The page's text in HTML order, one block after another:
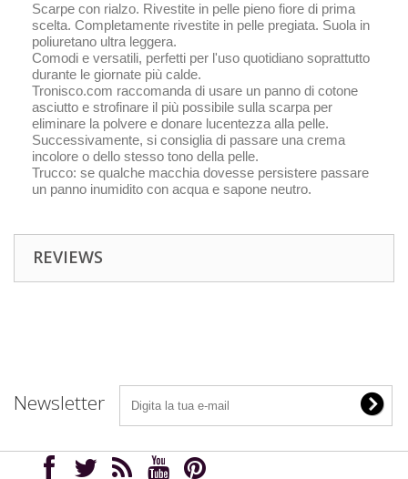
Scarpe con rialzo. Rivestite in pelle pieno fiore di prima
scelta. Completamente rivestite in pelle pregiata. Suola in
poliuretano ultra leggera.
Comodi e versatili, perfetti per l'uso quotidiano soprattutto
durante le giornate più calde.
Tronisco.com raccomanda di usare un panno di cotone
asciutto e strofinare il più possibile sulla scarpa per
eliminare la polvere e donare lucentezza alla pelle.
Successivamente, si consiglia di passare una crema
incolore o dello stesso tono della pelle.
Trucco: se qualche macchia dovesse persistere passare
un panno inumidito con acqua e sapone neutro.
REVIEWS
Newsletter